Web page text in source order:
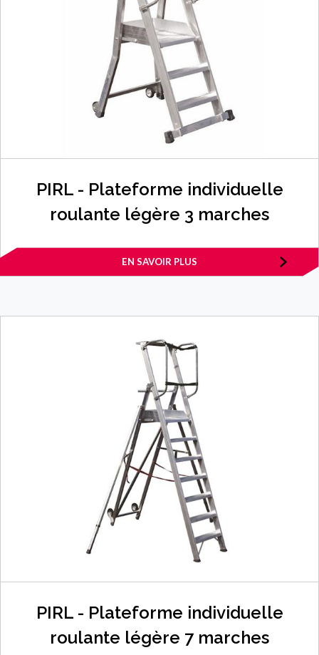
PIRL - Plateforme individuelle
roulante légère 3 marches
EN SAVOIR PLUS
PIRL - Plateforme individuelle
roulante légère 7 marches